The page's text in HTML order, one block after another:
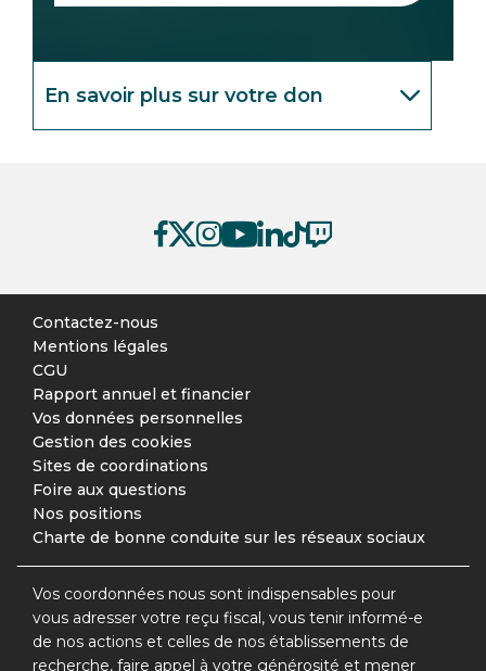
En savoir plus sur votre don
Contactez-nous
Mentions légales
CGU
Rapport annuel et financier
Vos données personnelles
Gestion des cookies
Sites de coordinations
Foire aux questions
Nos positions
Charte de bonne conduite sur les réseaux sociaux
Vos coordonnées nous sont indispensables pour
vous adresser votre reçu fiscal, vous tenir informé-e
de nos actions et celles de nos établissements de
recherche, faire appel à votre générosité et mener